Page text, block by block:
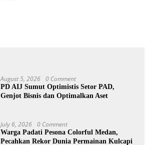
August 5, 2026 0 Comment
PD AIJ Sumut Optimistis Setor PAD,
Genjot Bisnis dan Optimalkan Aset
July 6, 2026 0 Comment
Warga Padati Pesona Colorful Medan,
Pecahkan Rekor Dunia Permainan Kulcapi